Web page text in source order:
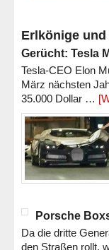
Erlkönige
Gerücht: Tesla
Tesla-CEO Elon
März nächsten
35.000 Dollar …
Porsche
Da die dritte
den Straßen rollt,